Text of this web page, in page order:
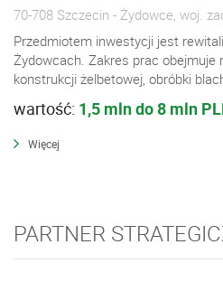
70-708 Szczecin - Żydowce, woj.
Przedmiotem inwestycji jest
Żydowcach. Zakres prac obejmuje
konstrukcji żelbetowej, obróbki
wartość: 1,5 mln do 8 mln
Więcej
PARTNER